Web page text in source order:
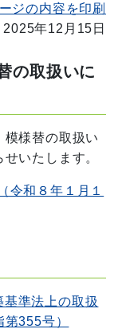
ジの内容を印刷
年12月15日
の取扱いに
様替の取扱い
いたします。
令和８年１月１
準法上の取扱
355号）